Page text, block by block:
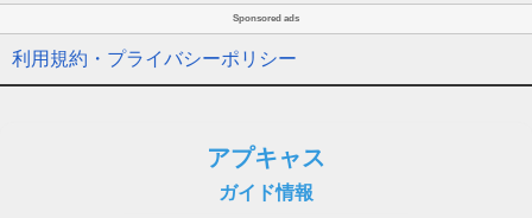
Sponsored ads
利用規約・プライバシーポリシー
アプキャス
ガイド情報